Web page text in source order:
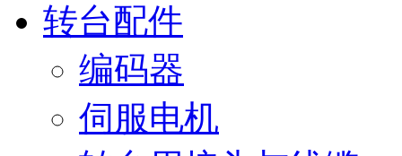
转台配件
编码器
伺服电机